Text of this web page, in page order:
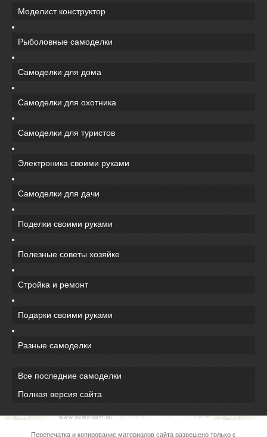
Моделист конструктор
Рыболовные самоделки
Самоделки для дома
Самоделки для охотника
Самоделки для туристов
Электроника своими руками
Самоделки для дачи
Поделки своими руками
Полезные советы хозяйке
Стройка и ремонт
Подарки своими руками
Разные самоделки
Все последние самоделки
Полная версия сайта
Перепечатка и копирование материалов сайта разрешено только с